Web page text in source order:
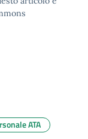
ATA